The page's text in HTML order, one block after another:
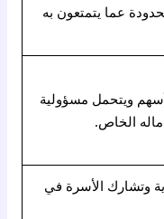
عما يتمتعون به
ويتحمل مسؤولية
الخاص.
وتشارك الأسرة في